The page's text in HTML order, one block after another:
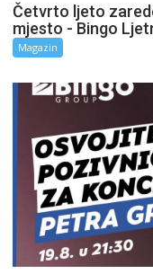
Četvrto ljeto
mjesto - Bingo
Magazin